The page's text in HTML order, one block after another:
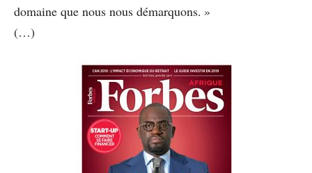
domaine que nous nous démarquons. »
(…)